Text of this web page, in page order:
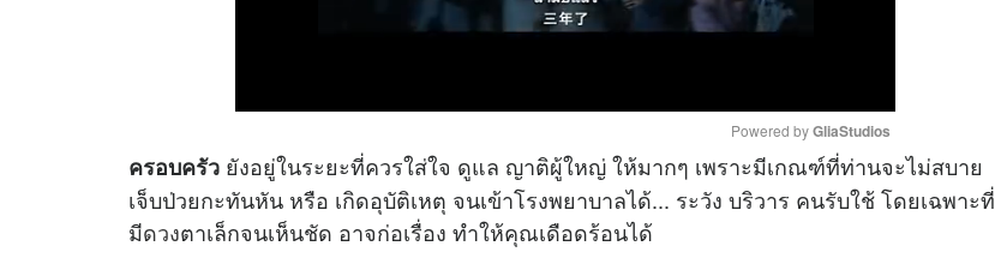
M
Powered by GliaStudios
ครอบครัว ยังอยู่ในระยะที่ควรใส่ใจ ดูแล ญาติผู้ใหญ่ ให้มากๆ เพราะมีเกณฑ์ที่ท่านจะไม่สบาย
เจ็บป่วยกะทันหัน หรือ เกิดอุบัติเหตุ จนเข้าโรงพยาบาลได้... ระวัง บริวาร คนรับใช้ โดยเฉพาะที่
มีดวงตาเล็กจนเห็นชัด อาจก่อเรื่อง ทำให้คุณเดือดร้อนได้